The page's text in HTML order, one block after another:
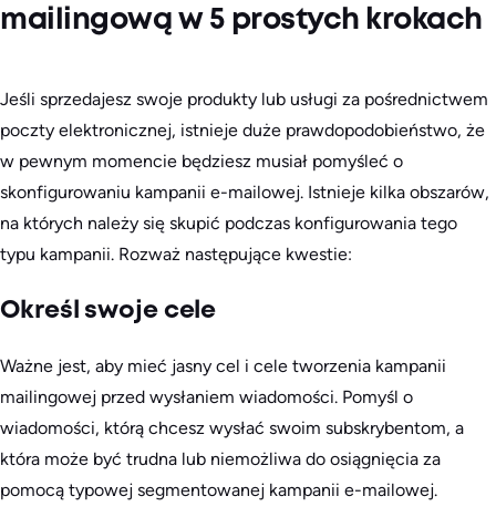
mailingową w 5 prostych krokach
Jeśli sprzedajesz swoje produkty lub usługi za pośrednictwem
poczty elektronicznej, istnieje duże prawdopodobieństwo, że
w pewnym momencie będziesz musiał pomyśleć o
skonfigurowaniu kampanii e-mailowej. Istnieje kilka obszarów,
na których należy się skupić podczas konfigurowania tego
typu kampanii. Rozważ następujące kwestie:
Określ swoje cele
Ważne jest, aby mieć jasny cel i cele tworzenia kampanii
mailingowej przed wysłaniem wiadomości. Pomyśl o
wiadomości, którą chcesz wysłać swoim subskrybentom, a
która może być trudna lub niemożliwa do osiągnięcia za
pomocą typowej segmentowanej kampanii e-mailowej.